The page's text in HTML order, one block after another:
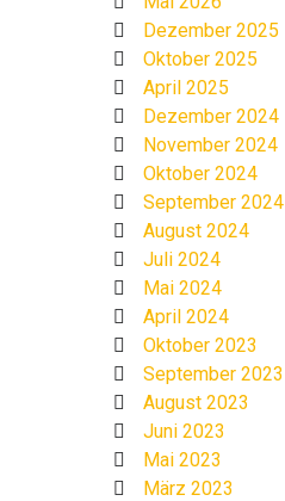
Dezember 2025
Oktober 2025
April 2025
Dezember 2024
November 2024
Oktober 2024
September 2024
August 2024
Juli 2024
Mai 2024
April 2024
Oktober 2023
September 2023
August 2023
Juni 2023
Mai 2023
März 2023